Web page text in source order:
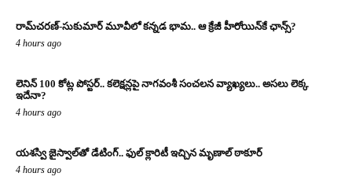
రామ్‌చరణ్‌-సుకుమార్‌ మూవీలో కన్నడ భామ.. ఆ క్రేజీ హీరోయిన్‌కే ఛాన్స్?
4 hours ago
లెనిన్ 100 కోట్ల పోస్టర్‌.. కలెక్షన్లపై నాగవంశీ సంచలన వ్యాఖ్యలు.. అసలు లెక్క
ఇదేనా?
4 hours ago
యశస్వి జైస్వాల్‌తో డేటింగ్.. ఫుల్ క్లారిటీ ఇచ్చిన మృణాల్ ఠాకూర్‌
4 hours ago